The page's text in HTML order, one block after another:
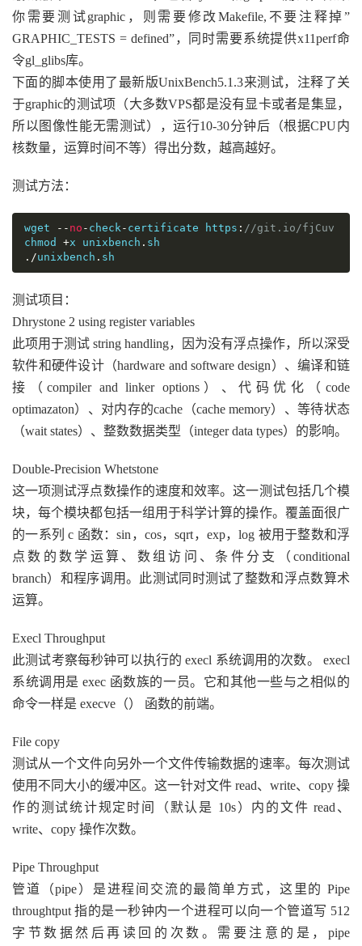
你需要测试graphic，则需要修改Makefile,不要注释掉”
GRAPHIC_TESTS = defined”，同时需要系统提供x11perf命
令gl_glibs库。
下面的脚本使用了最新版UnixBench5.1.3来测试，注释了关
于graphic的测试项（大多数VPS都是没有显卡或者是集显，
所以图像性能无需测试），运行10-30分钟后（根据CPU内
核数量，运算时间不等）得出分数，越高越好。
测试方法：
wget -- no - check - certificate https : //git.io/fjCuv
chmod +x unixbench .
./unixbench . sh
测试项目：
Dhrystone 2 using register variables
此项用于测试 string handling，因为没有浮点操作，所以深受
软件和硬件设计（hardware and software design）、编译和链
接（compiler and linker options）、代码优化（code
optimazaton）、对内存的cache（cache memory）、等待状态
（wait states）、整数数据类型（integer data types）的影响。
Double-Precision Whetstone
这一项测试浮点数操作的速度和效率。这一测试包括几个模
块，每个模块都包括一组用于科学计算的操作。覆盖面很广
的一系列 c 函数：sin，cos，sqrt，exp，log 被用于整数和浮
点数的数学运算、数组访问、条件分支（conditional
branch）和程序调用。此测试同时测试了整数和浮点数算术
运算。
Execl Throughput
此测试考察每秒钟可以执行的 execl 系统调用的次数。 execl
系统调用是 exec 函数族的一员。它和其他一些与之相似的
命令一样是 execve（） 函数的前端。
File copy
测试从一个文件向另外一个文件传输数据的速率。每次测试
使用不同大小的缓冲区。这一针对文件 read、write、copy 操
作的测试统计规定时间（默认是 10s）内的文件 read、
write、copy 操作次数。
Pipe Throughput
管道（pipe）是进程间交流的最简单方式，这里的 Pipe
throughtput 指的是一秒钟内一个进程可以向一个管道写 512
字节数据然后再读回的次数。需要注意的是，pipe